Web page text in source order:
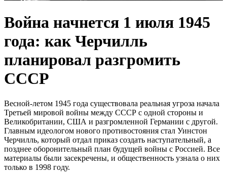
Война начнется 1 июля 1945
года: как Черчилль
планировал разгромить
СССР
Весной-летом 1945 года существовала реальная угроза начала
Третьей мировой войны между СССР с одной стороны и
Великобритании, США и разгромленной Германии с другой.
Главным идеологом нового противостояния стал Уинстон
Черчилль, который отдал приказ создать наступательный, а
позднее оборонительный план будущей войны с Россией. Все
материалы были засекречены, и общественность узнала о них
только в 1998 году.